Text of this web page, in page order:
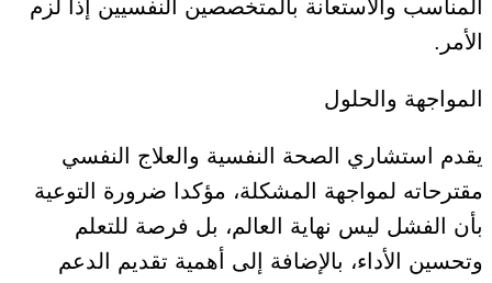
المناسب والاستعانة بالمتخصصين النفسيين إذا لزم
الأمر.
المواجهة والحلول
يقدم استشاري الصحة النفسية والعلاج النفسي
مقترحاته لمواجهة المشكلة، مؤكدا ضرورة التوعية
بأن الفشل ليس نهاية العالم، بل فرصة للتعلم
وتحسين الأداء، بالإضافة إلى أهمية تقديم الدعم